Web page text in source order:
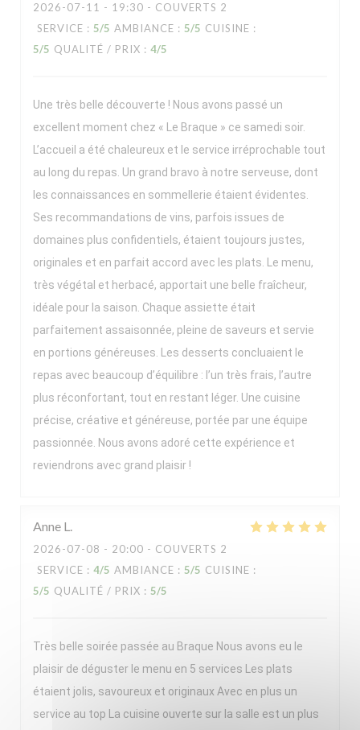
2026-07-11 - 19:30 - COUVERTS 2
SERVICE : 5/5 AMBIANCE : 5/5 CUISINE :
5/5 QUALITÉ / PRIX : 4/5
Une très belle découverte ! Nous avons passé un
excellent moment chez « Le Braque » ce samedi soir.
L’accueil a été chaleureux et le service irréprochable tout
au long du repas. Un grand bravo à notre serveuse, dont
les connaissances en sommellerie étaient évidentes.
Ses recommandations de vins, parfois issues de
domaines plus confidentiels, étaient toujours justes,
originales et en parfait accord avec les plats. Le menu,
très végétal et herbacé, apportait une belle fraîcheur,
idéale pour la saison. Chaque assiette était
parfaitement assaisonnée, pleine de saveurs et servie
en portions généreuses. Les desserts concluaient le
repas avec beaucoup d’équilibre : l’un très frais, l’autre
plus réconfortant, tout en restant léger. Une cuisine
précise, créative et généreuse, portée par une équipe
passionnée. Nous avons adoré cette expérience et
reviendrons avec grand plaisir !
Anne L
2026-07-08 - 20:00 - COUVERTS 2
SERVICE : 4/5 AMBIANCE : 5/5 CUISINE :
5/5 QUALITÉ / PRIX : 5/5
Très belle soirée passée au Braque Nous avons eu le
plaisir de déguster le menu en 5 services Les plats
étaient jolis, savoureux et originaux Avec en plus un
service au top La cuisine ouverte sur la salle est un plus